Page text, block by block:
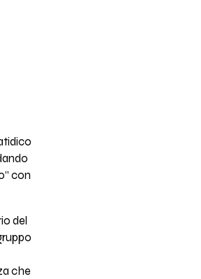
con
del
che